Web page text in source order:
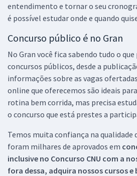
entendimento e tornar o seu
é possível estudar onde e quando
Concurso público é no Gran
No Gran você fica sabendo tudo o
concursos públicos, desde a
informações sobre as vagas
online que oferecemos são ideais
rotina bem corrida, mas precisa
o concurso que está prestes a
Temos muita confiança na qualidade
foram milhares de aprovados em
inclusive no Concurso CNU com a
fora dessa, adquira nossos cursos e